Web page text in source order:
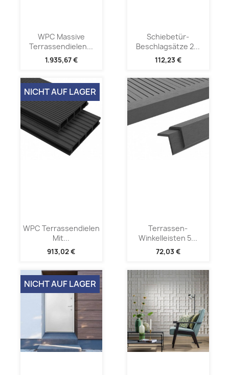
WPC Massive
Terrassendielen...
1.935,67 €
Schiebetür-
Beschlagsätze 2...
112,23 €
WPC Terrassendielen
Mit...
913,02 €
NICHT AUF LAGER
Terrassen-
Winkelleisten 5...
72,03 €
NICHT AUF LAGER